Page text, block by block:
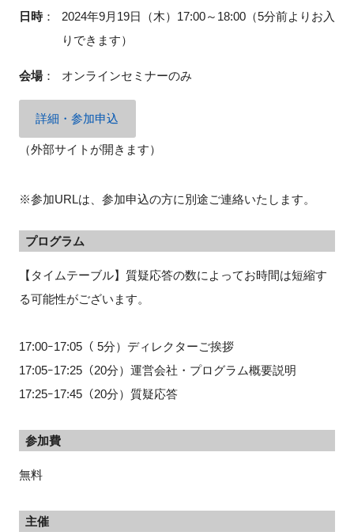
日時：
2024年9月19日（木）17:00～18:00（5分前よりお入
りできます）
会場： オンラインセミナーのみ
詳細・参加申込
（外部サイトが開きます）
※参加URLは、参加申込の方に別途ご連絡いたします。
プログラム
【タイムテーブル】質疑応答の数によってお時間は短縮す
る可能性がございます。
17:00ｰ17:05（ 5分）ディレクターご挨拶
17:05ｰ17:25（20分）運営会社・プログラム概要説明
17:25ｰ17:45（20分）質疑応答
参加費
無料
主催